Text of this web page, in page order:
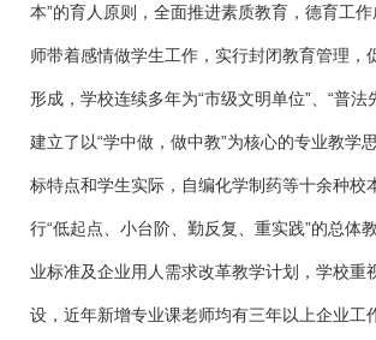
本”的育人原则，全面推进素质教育，德育工
师带着感情做学生工作，实行封闭教育管理，
形成，学校连续多年为“市级文明单位”、“普法
建立了以“学中做，做中教”为核心的专业教学
标特点和学生实际，自编化学制药等十余种校
行“低起点、小台阶、勤反复、重实践”的总体
业标准及企业用人需求改革教学计划，学校重
设，近年新增专业课老师均有三年以上企业工